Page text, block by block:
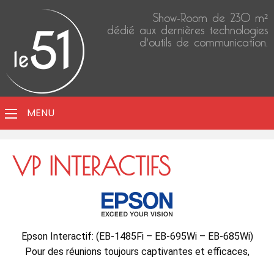
Show-Room de 230 m²
dédié aux dernières technologies
d'outils de communication.
MENU
VP INTERACTIFS
Epson Interactif: (EB-1485Fi – EB-695Wi – EB-685Wi)
Pour des réunions toujours captivantes et efficaces,